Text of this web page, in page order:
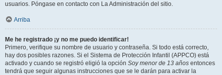
usuarios. Póngase en contacto con La Administración del sitio.
Arriba
Me he registrado ¡y no me puedo identificar!
Primero, verifique su nombre de usuario y contraseña. Si todo está correcto,
hay dos posibles razones. Si el Sistema de Protección Infantil (APPCO) está
activado y cuando se registró eligió la opción Soy menor de 13 años entonces
tendrá que seguir algunas instrucciones que se le darán para activar la